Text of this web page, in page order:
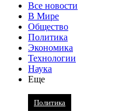
Все новости
В Мире
Общество
Политика
Экономика
Технологии
Наука
Еще
Политика